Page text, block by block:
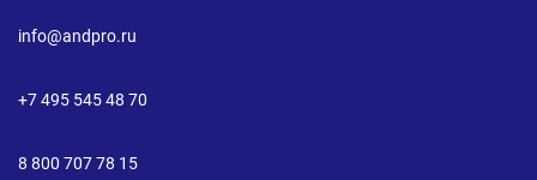
info@andpro.ru
+7 495 545 48 70
8 800 707 78 15